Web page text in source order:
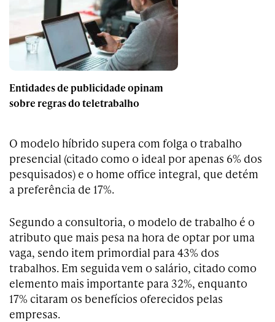
Entidades de publicidade opinam
sobre regras do teletrabalho
O modelo híbrido supera com folga o trabalho
presencial (citado como o ideal por apenas 6% dos
pesquisados) e o home office integral, que detém
a preferência de 17%.
Segundo a consultoria, o modelo de trabalho é o
atributo que mais pesa na hora de optar por uma
vaga, sendo item primordial para 43% dos
trabalhos. Em seguida vem o salário, citado como
elemento mais importante para 32%, enquanto
17% citaram os benefícios oferecidos pelas
empresas.